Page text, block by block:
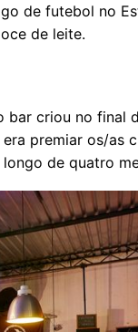
de futebol no
de leite.
bar criou no final
premiar os/as
de quatro